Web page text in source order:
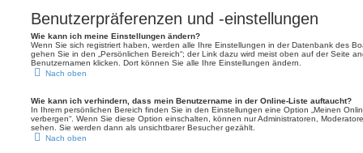
Benutzerpräferenzen und -einstellungen
Wie kann ich meine Einstellungen ändern?
Wenn Sie sich registriert haben, werden alle Ihre Einstellungen in der Datenbank des
gehen Sie in den „Persönlichen Bereich“; der Link dazu wird meist oben auf der Seite
Benutzernamen klicken. Dort können Sie alle Ihre Einstellungen ändern.
Nach oben
Wie kann ich verhindern, dass mein Benutzername in der Online-Liste auftaucht?
In Ihrem persönlichen Bereich finden Sie in den Einstellungen eine Option „Meinen
verbergen“. Wenn Sie diese Option einschalten, können nur Administratoren,
sehen. Sie werden dann als unsichtbarer Besucher gezählt.
Nach oben